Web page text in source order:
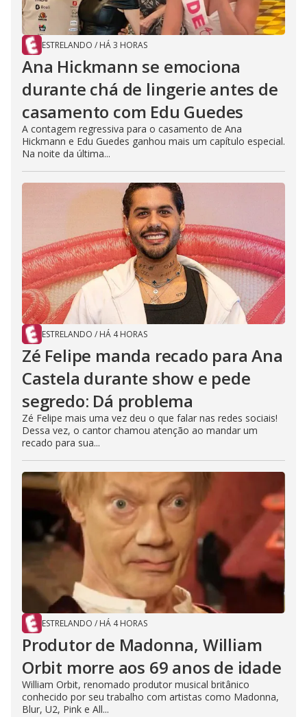
ESTRELANDO / HÁ 3 HORAS
Ana Hickmann se emociona
durante chá de lingerie antes de
casamento com Edu Guedes
A contagem regressiva para o casamento de Ana
Hickmann e Edu Guedes ganhou mais um capítulo especial.
Na noite da última...
ESTRELANDO / HÁ 4 HORAS
Zé Felipe manda recado para Ana
Castela durante show e pede
segredo: Dá problema
Zé Felipe mais uma vez deu o que falar nas redes sociais!
Dessa vez, o cantor chamou atenção ao mandar um
recado para sua...
ESTRELANDO / HÁ 4 HORAS
Produtor de Madonna, William
Orbit morre aos 69 anos de idade
William Orbit, renomado produtor musical britânico
conhecido por seu trabalho com artistas como Madonna,
Blur, U2, Pink e All...